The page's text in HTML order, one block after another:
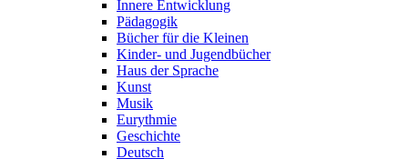
Innere Entwicklung
Pädagogik
Bücher für die Kleinen
Kinder- und Jugendbücher
Haus der Sprache
Kunst
Musik
Eurythmie
Geschichte
Deutsch